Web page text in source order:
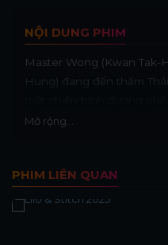
NỘI DUNG PHIM
Master Wong (Kwan Tak-
Hung) đang đến thăm
“Little Lion” (Carter
thuật đối thủ lau chùi
địa phương, kẻ đang cố
Mở rộng...
PHIM LIÊN QUAN